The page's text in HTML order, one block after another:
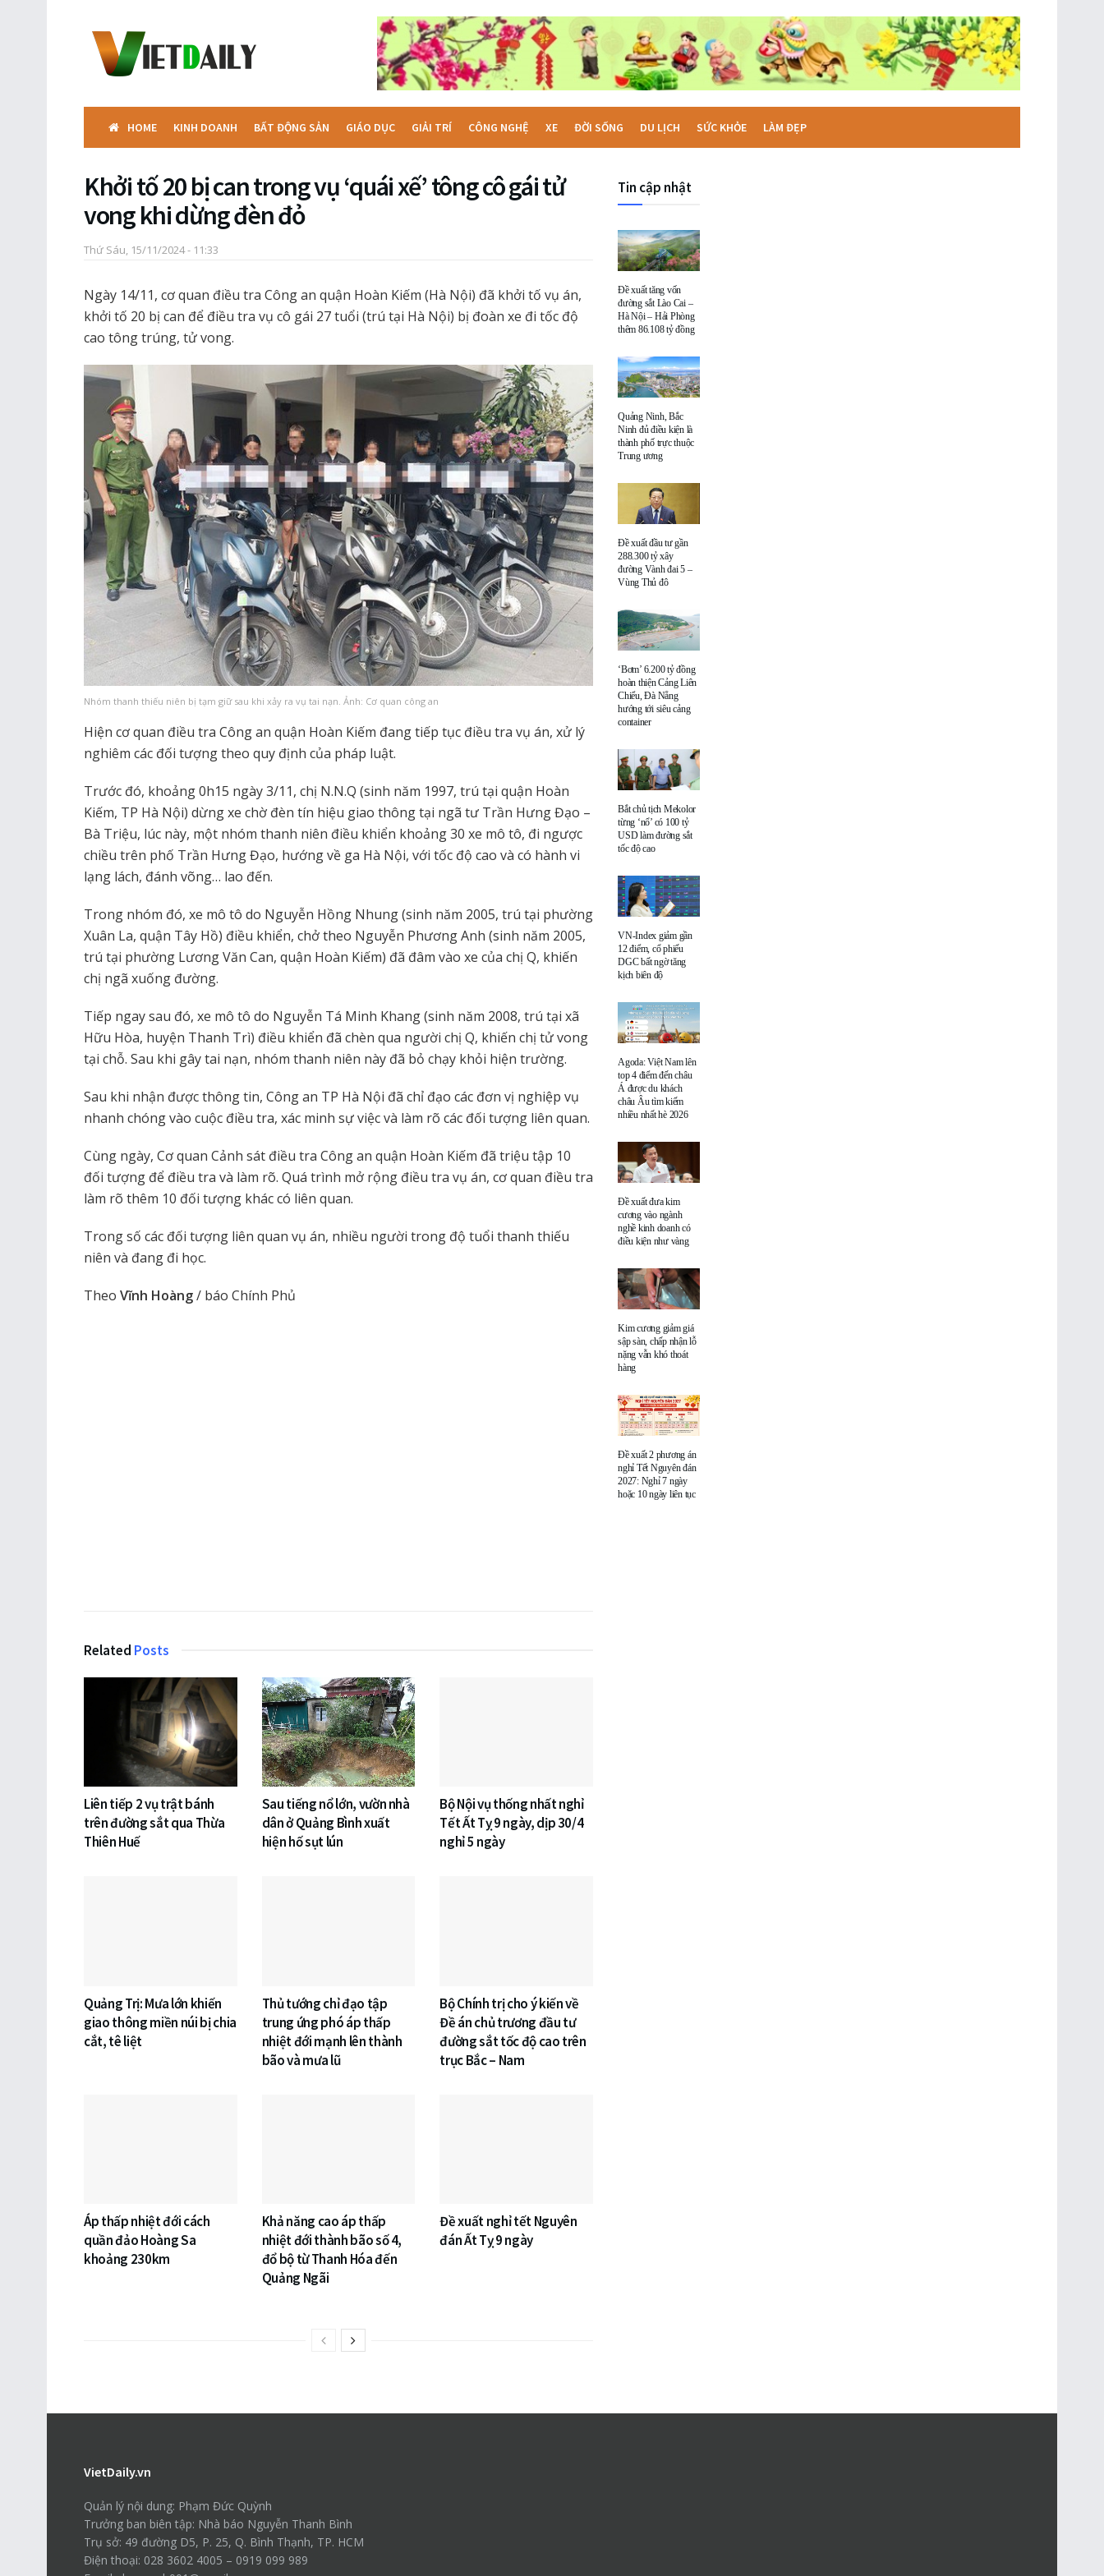
HOME KINH DOANH BẤT ĐỘNG SẢN GIÁO DỤC GIẢI TRÍ CÔNG NGHỆ XE ĐỜI SỐNG DU LỊCH SỨC KHỎE LÀM ĐẸP
Khởi tố 20 bị can trong vụ ‘quái xế’ tông cô gái tử
vong khi dừng đèn đỏ
Thứ Sáu, 15/11/2024 - 11:33
Ngày 14/11, cơ quan điều tra Công an quận Hoàn Kiếm (Hà Nội) đã khởi tố vụ án,
khởi tố 20 bị can để điều tra vụ cô gái 27 tuổi (trú tại Hà Nội) bị đoàn xe đi tốc độ
cao tông trúng, tử vong.
Nhóm thanh thiếu niên bị tạm giữ sau khi xảy ra vụ tai nạn. Ảnh: Cơ quan công an
Hiện cơ quan điều tra Công an quận Hoàn Kiếm đang tiếp tục điều tra vụ án, xử lý
nghiêm các đối tượng theo quy định của pháp luật.
Trước đó, khoảng 0h15 ngày 3/11, chị N.N.Q (sinh năm 1997, trú tại quận Hoàn
Kiếm, TP Hà Nội) dừng xe chờ đèn tín hiệu giao thông tại ngã tư Trần Hưng Đạo –
Bà Triệu, lúc này, một nhóm thanh niên điều khiển khoảng 30 xe mô tô, đi ngược
chiều trên phố Trần Hưng Đạo, hướng về ga Hà Nội, với tốc độ cao và có hành vi
lạng lách, đánh võng… lao đến.
Trong nhóm đó, xe mô tô do Nguyễn Hồng Nhung (sinh năm 2005, trú tại phường
Xuân La, quận Tây Hồ) điều khiển, chở theo Nguyễn Phương Anh (sinh năm 2005,
trú tại phường Lương Văn Can, quận Hoàn Kiếm) đã đâm vào xe của chị Q, khiến
chị ngã xuống đường.
Tiếp ngay sau đó, xe mô tô do Nguyễn Tá Minh Khang (sinh năm 2008, trú tại xã
Hữu Hòa, huyện Thanh Trì) điều khiển đã chèn qua người chị Q, khiến chị tử vong
tại chỗ. Sau khi gây tai nạn, nhóm thanh niên này đã bỏ chạy khỏi hiện trường.
Sau khi nhận được thông tin, Công an TP Hà Nội đã chỉ đạo các đơn vị nghiệp vụ
nhanh chóng vào cuộc điều tra, xác minh sự việc và làm rõ các đối tượng liên quan.
Cùng ngày, Cơ quan Cảnh sát điều tra Công an quận Hoàn Kiếm đã triệu tập 10
đối tượng để điều tra và làm rõ. Quá trình mở rộng điều tra vụ án, cơ quan điều tra
làm rõ thêm 10 đối tượng khác có liên quan.
Trong số các đối tượng liên quan vụ án, nhiều người trong độ tuổi thanh thiếu
niên và đang đi học.
Theo Vĩnh Hoàng/ báo Chính Phủ
Related Posts
Liên tiếp 2 vụ trật bánh
trên đường sắt qua Thừa
Thiên Huế
Sau tiếng nổ lớn, vườn nhà
dân ở Quảng Bình xuất
hiện hố sụt lún
Bộ Nội vụ thống nhất nghỉ
Tết Ất Tỵ 9 ngày, dịp 30/4
nghỉ 5 ngày
Quảng Trị: Mưa lớn khiến
giao thông miền núi bị chia
cắt, tê liệt
Thủ tướng chỉ đạo tập
trung ứng phó áp thấp
nhiệt đới mạnh lên thành
bão và mưa lũ
Bộ Chính trị cho ý kiến về
Đề án chủ trương đầu tư
đường sắt tốc độ cao trên
trục Bắc – Nam
Áp thấp nhiệt đới cách
quần đảo Hoàng Sa
khoảng 230km
Khả năng cao áp thấp
nhiệt đới thành bão số 4,
đổ bộ từ Thanh Hóa đến
Quảng Ngãi
Đề xuất nghỉ tết Nguyên
đán Ất Tỵ 9 ngày
Tin cập nhật
Đề xuất tăng vốn
đường sắt Lào Cai –
Hà Nội – Hải Phòng
thêm 86.108 tỷ đồng
Quảng Ninh, Bắc
Ninh đủ điều kiện là
thành phố trực thuộc
Trung ương
Đề xuất đầu tư gần
288.300 tỷ xây
đường Vành đai 5 –
Vùng Thủ đô
‘Bơm’ 6.200 tỷ đồng
hoàn thiện Cảng Liên
Chiểu, Đà Nẵng
hướng tới siêu cảng
container
Bắt chủ tịch Mekolor
từng ‘nổ’ có 100 tỷ
USD làm đường sắt
tốc độ cao
VN-Index giảm gần
12 điểm, cổ phiếu
DGC bất ngờ tăng
kịch biên độ
Agoda: Việt Nam lên
top 4 điểm đến châu
Á được du khách
châu Âu tìm kiếm
nhiều nhất hè 2026
Đề xuất đưa kim
cương vào ngành
nghề kinh doanh có
điều kiện như vàng
Kim cương giảm giá
sập sàn, chấp nhận lỗ
nặng vẫn khó thoát
hàng
Đề xuất 2 phương án
nghỉ Tết Nguyên đán
2027: Nghỉ 7 ngày
hoặc 10 ngày liên tục
VietDaily.vn
Quản lý nội dung: Phạm Đức Quỳnh
Trưởng ban biên tập: Nhà báo Nguyễn Thanh Bình
Trụ sở: 49 đường D5, P. 25, Q. Bình Thạnh, TP. HCM
Điện thoại: 028 3602 4005 – 0919 099 989